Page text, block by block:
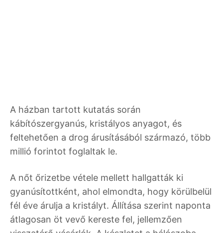
A házban tartott kutatás során
kábítószergyanús, kristályos anyagot, és
feltehetően a drog árusításából származó, több
millió forintot foglaltak le.
A nőt őrizetbe vétele mellett hallgatták ki
gyanúsítottként, ahol elmondta, hogy körülbelül
fél éve árulja a kristályt. Állítása szerint naponta
átlagosan öt vevő kereste fel, jellemzően